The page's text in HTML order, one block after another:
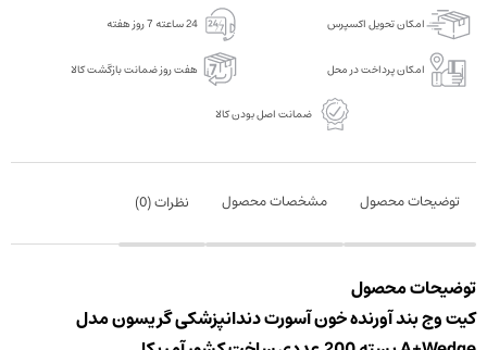
بسته
200
عددی
عدد
امکان تحویل اکسپرس 24 ساعته 7 روز هفته
امکان پرداخت در محل هفت روز ضمانت بازگشت کالا
ضمانت اصل بودن کالا
توضیحات محصول مشخصات محصول نظرات (0
)
توضیحات محصول
کیت وج بند آورنده خون آسورت دندانپزشکی گریسون مدل